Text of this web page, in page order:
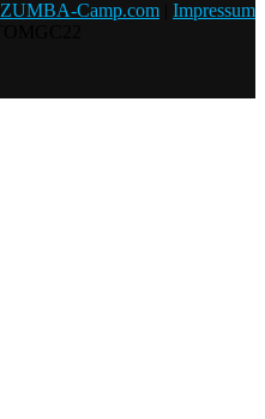
ZUMBA-Camp.com
Impressum